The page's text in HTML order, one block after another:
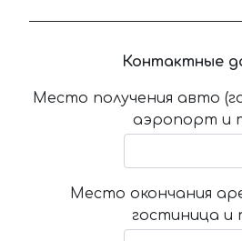
Контактные
Место получения авто
аэропорт и
Место окончания
гостиница и